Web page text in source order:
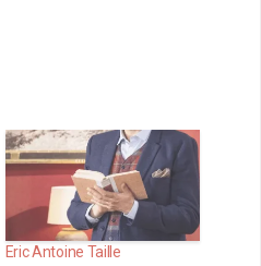
Eric Antoine Taille